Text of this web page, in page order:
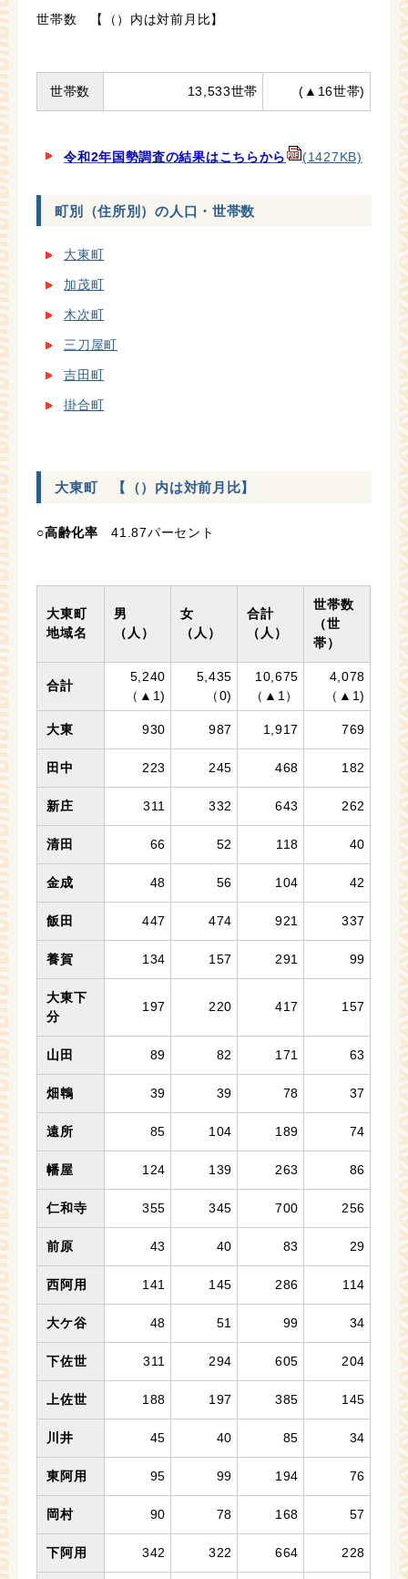
世帯数 【（）内は対前月比】
世帯数 13,533世帯 (▲16世帯)
令和2年国勢調査の結果はこちらから (1427KB)
町別（住所別）の人口・世帯数
大東町
加茂町
木次町
三刀屋町
吉田町
掛合町
大東町 【（）内は対前月比】
○高齢化率 41.87パーセント
大東町
地域名
男
（人）
女
（人）
合計
（人）
世帯数
（世
帯）
合計
5,240
（▲1)
5,435
（0)
10,675
（▲1）
4,078
（▲1)
大東 930 987 1,917 769
田中 223 245 468 182
新庄 311 332 643 262
清田 66 52 118 40
金成 48 56 104 42
飯田 447 474 921 337
養賀 134 157 291 99
大東下
分
197 220 417 157
山田 89 82 171 63
畑鵯 39 39 78 37
遠所 85 104 189 74
幡屋 124 139 263 86
仁和寺 355 345 700 256
前原 43 40 83 29
西阿用 141 145 286 114
大ケ谷 48 51 99 34
下佐世 311 294 605 204
上佐世 188 197 385 145
川井 45 40 85 34
東阿用 95 99 194 76
岡村 90 78 168 57
下阿用 342 322 664 228